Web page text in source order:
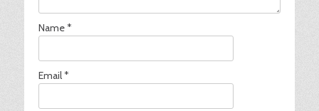
Name*
Email*